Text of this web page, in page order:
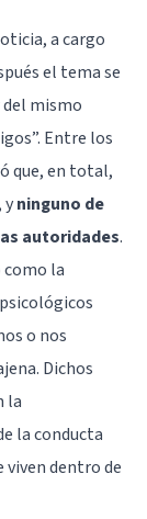
a cargo
el tema se
mismo
Entre los
que, en total,
yninguno de
autoridades.
la
o nos
Dichos
la
la conducta
viven dentro de